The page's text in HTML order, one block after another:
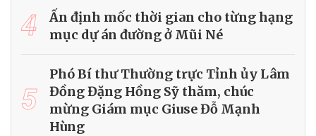
4
Ấn định mốc thời gian cho từng hạng
mục dự án đường ở Mũi Né
5
Phó Bí thư Thường trực Tỉnh ủy Lâm
Đồng Đặng Hồng Sỹ thăm, chúc
mừng Giám mục Giuse Đỗ Mạnh
Hùng